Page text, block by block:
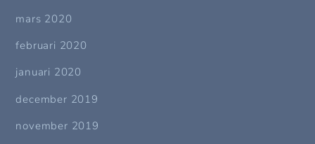
mars 2020
februari 2020
januari 2020
december 2019
november 2019